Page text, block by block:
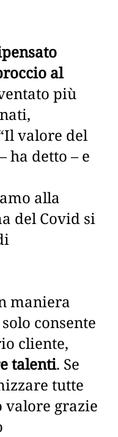
al
più
valore del
ha detto – e
alla
del Covid si
maniera
consente
cliente,
talenti. Se
tutte
valore grazie